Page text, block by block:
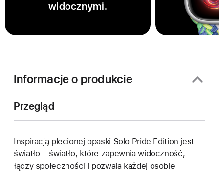
widocznymi.
Informacje o produkcie
Przegląd
Inspiracją plecionej opaski Solo Pride Edition jest
światło – światło, które zapewnia widoczność,
łączy społeczności i pozwala każdej osobie